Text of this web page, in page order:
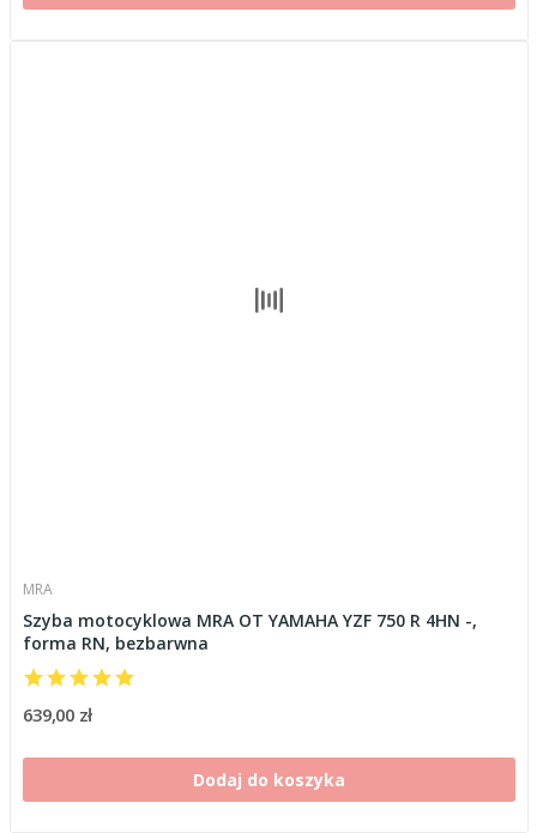
MRA
Szyba motocyklowa MRA OT YAMAHA YZF 750 R 4HN -,
forma RN, bezbarwna
639,00 zł
Dodaj do koszyka